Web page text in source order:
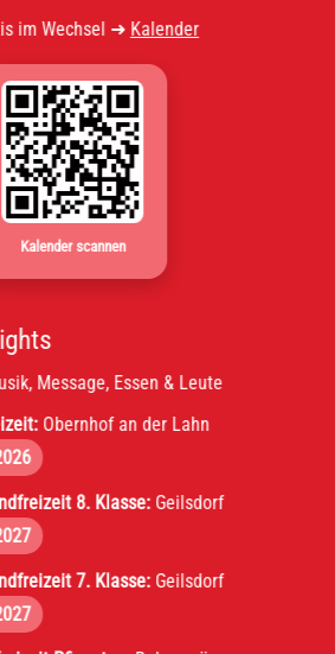
im Wechsel ➜ Kalender
Kalender scannen
Message, Essen & Leute
Obernhof an der Lahn
8. Klasse:Geilsdorf
7. Klasse:Geilsdorf